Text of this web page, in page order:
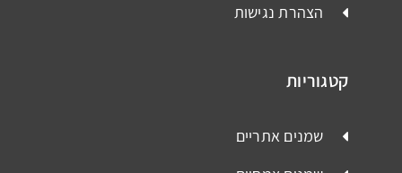
הצהרת נגישות
קטגוריות
שמנים אתריים